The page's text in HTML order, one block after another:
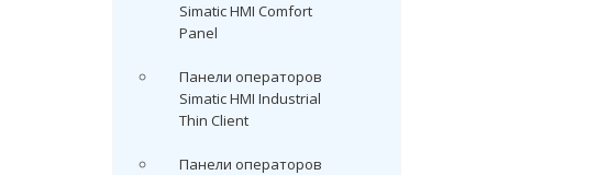
Simatic HMI Comfort
Panel
Панели операторов
Simatic HMI Industrial
Thin Client
Панели операторов